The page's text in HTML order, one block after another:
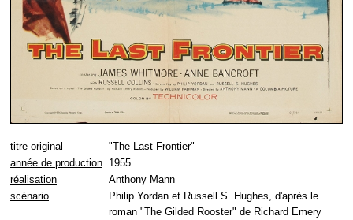
titre original
"The Last Frontier"
année de production 1955
réalisation
Anthony Mann
scénario
Philip Yordan et Russell S. Hughes, d'après le
roman "The Gilded Rooster" de Richard Emery